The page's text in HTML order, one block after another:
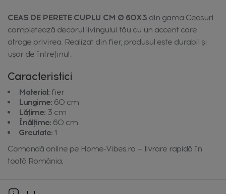
CEAS DE PERETE CUPLU CM Ø 60X3 din gama Ceasuri
completează decorul livingului tău cu un accent care
atrage privirea. Realizat din fier, produsul este durabil și
ușor de întreținut.
Caracteristici
Material: fier
Lungime: 60 cm
Lățime: 3 cm
Înălțime: 60 cm
Greutate: 1
Comandă online pe Home-Vibes.ro — livrare rapidă în
toată România.